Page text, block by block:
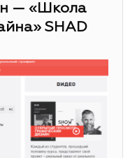
— «Школа
SHAD